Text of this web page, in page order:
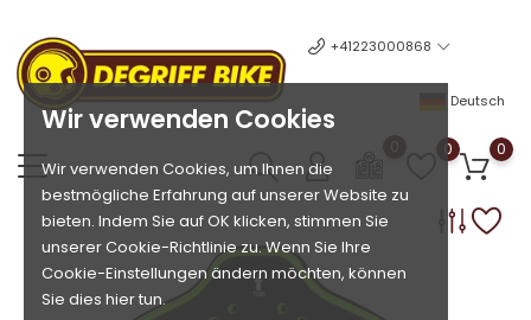
Wir verwenden Cookies
Wir verwenden Cookies, um Ihnen die
bestmögliche Erfahrung auf unserer Website zu
bieten. Indem Sie auf OK klicken, stimmen Sie
unserer Cookie-Richtlinie zu. Wenn Sie Ihre
Cookie-Einstellungen ändern möchten, können
Sie dies hier tun.
+41223000868
Deutsch
0 0